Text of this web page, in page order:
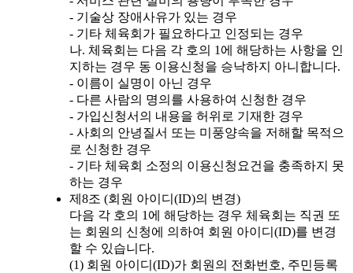
- 기술상 장애사유가 있는 경우
- 기타 체육회가 필요하다고 인정되는 경우
나. 체육회는 다음 각 호의 1에 해당하는 사항을 인
지하는 경우 동 이용신청을 승낙하지 아니합니다.
- 이름이 실명이 아닌 경우
- 다른 사람의 명의를 사용하여 신청한 경우
- 가입신청서의 내용을 허위로 기재한 경우
- 사회의 안녕질서 또는 미풍양속을 저해할 목적으
로 신청한 경우
- 기타 체육회 소정의 이용신청요건을 충족하지 못
하는 경우
제8조 (회원 아이디(ID)의 변경)
다음 각 호의 1에 해당하는 경우 체육회는 직권 또
는 회원의 신청에 의하여 회원 아이디(ID)를 변경
할 수 있습니다.
(1) 회원 아이디(ID)가 회원의 전화번호, 주민등록